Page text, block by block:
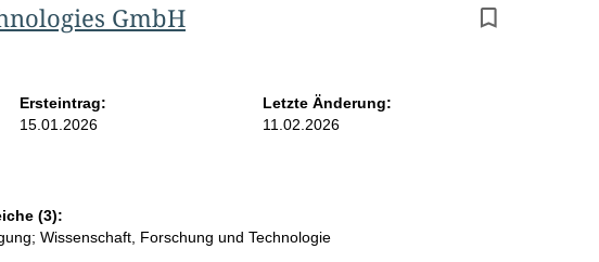
GmbH
Ersteintrag:
15.01.2026
Letzte Änderung:
11.02.2026
(3):
Wissenschaft, Forschung und Technologie